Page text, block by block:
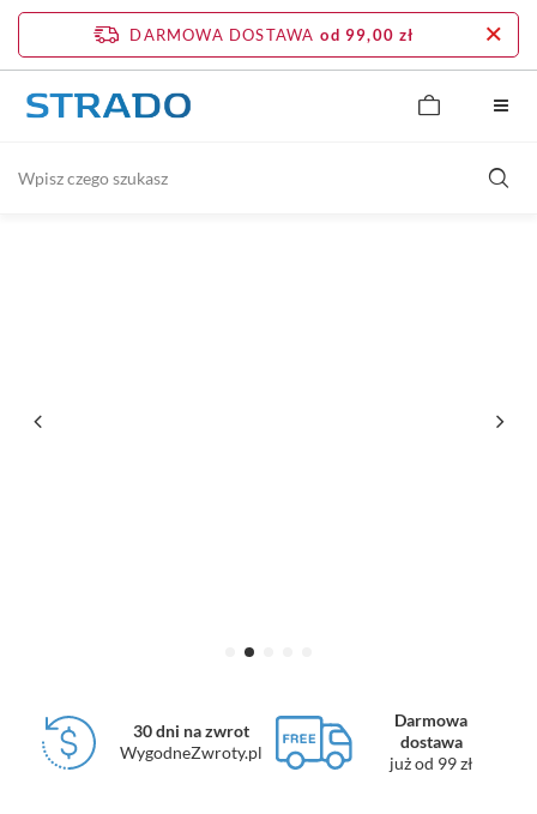
DARMOWA DOSTAWA od 99,00 zł
30 dni na zwrot
WygodneZwroty.pl
Darmowa
dostawa
już od 99 zł